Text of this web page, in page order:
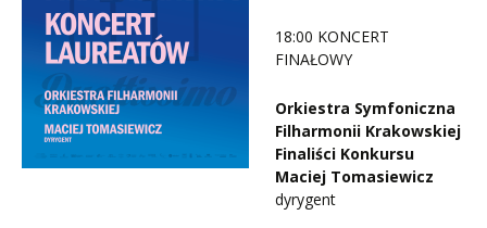
18:00 KONCERT
FINAŁOWY
Orkiestra Symfoniczna
Filharmonii Krakowskiej
Finaliści Konkursu
Maciej Tomasiewicz
dyrygent